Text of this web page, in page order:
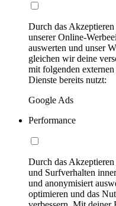
Durch das
unserer Online-
auswerten und unser
gleichen wir deine
mit folgenden
Dienste bereits nutzt:
Google Ads
Performance
Durch das
und Surfverhalten
und anonymisiert
optimieren und das